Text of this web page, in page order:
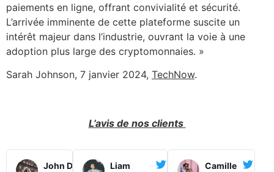
paiements en ligne, offrant convivialité et sécurité.
L’arrivée imminente de cette plateforme suscite un
intérêt majeur dans l’industrie, ouvrant la voie à une
adoption plus large des cryptomonnaies. »
Sarah Johnson, 7 janvier 2024, TechNow.
L’avis de nos clients
John Doe
Liam
Camille